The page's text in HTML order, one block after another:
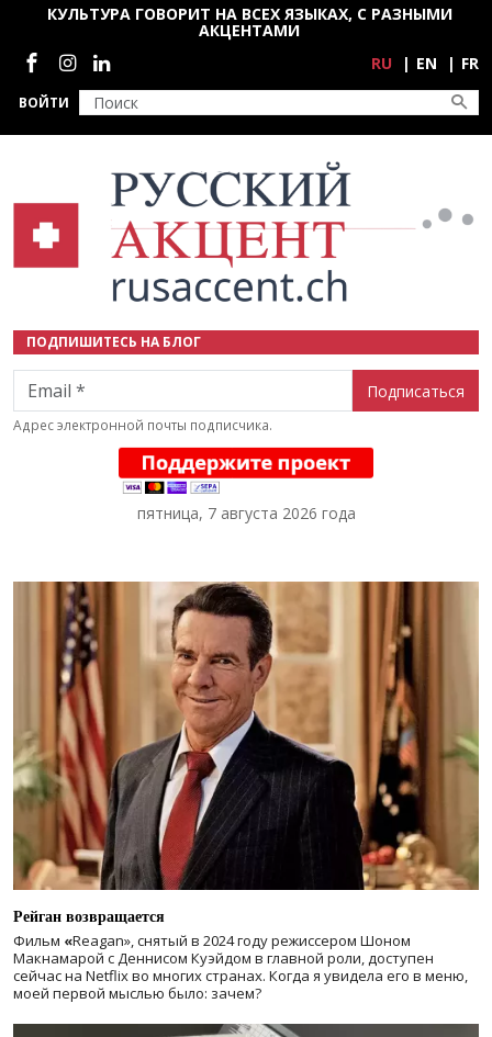
Перейти к основному содержанию
ВОЙТИ
КУЛЬТУРА ГОВОРИТ НА ВСЕХ ЯЗЫКАХ, С РАЗНЫМИ
АКЦЕНТАМИ
Социальные сети
RU EN FR
ПОДПИШИТЕСЬ НА БЛОГ
Email
Адрес электронной почты подписчика.
пятница, 7 августа 2026 года
Рейган возвращается
Фильм «Reagan», снятый в 2024 годурежиссером Шоном
Макнамарой с Деннисом Куэйдом в главной роли, доступен
сейчас на Netflix во многих странах. Когда я увидела его в меню,
моей первой мыслью было: зачем?